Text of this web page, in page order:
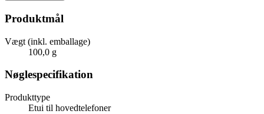
Produktmål
Vægt (inkl. emballage)
100,0 g
Nøglespecifikation
Produkttype
Etui til hovedtelefoner